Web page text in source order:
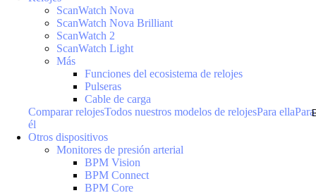
ScanWatch Nova
ScanWatch Nova Brilliant
ScanWatch 2
ScanWatch Light
Más
Funciones del ecosistema de relojes
Pulseras
Cable de carga
Comparar relojesTodos nuestros modelos de relojesPara ellaPara
él
Otros dispositivos
Monitores de presión arterial
BPM Vision
BPM Connect
BPM Core